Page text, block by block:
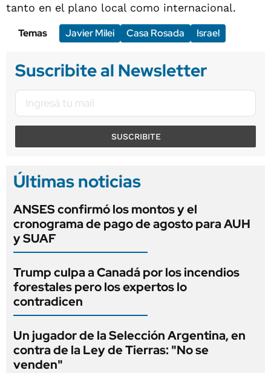
tanto en el plano local como internacional.
Temas
Javier Milei Casa Rosada Israel
Suscribite al Newsletter
SUSCRIBITE
Últimas noticias
ANSES confirmó los montos y el
cronograma de pago de agosto para AUH
y SUAF
Trump culpa a Canadá por los incendios
forestales pero los expertos lo
contradicen
Un jugador de la Selección Argentina, en
contra de la Ley de Tierras: "No se
venden"